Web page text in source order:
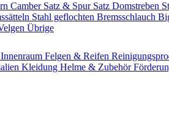
Camber Satz & Spur Satz Domstreben
Stahl geflochten Bremsschlauch
Übrige
Innenraum Felgen & Reifen
Kleidung Helme & Zubehör